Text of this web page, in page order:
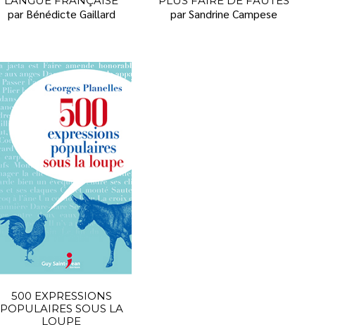
par Bénédicte Gaillard par Sandrine Campese
500 EXPRESSIONS
POPULAIRES SOUS LA
LOUPE